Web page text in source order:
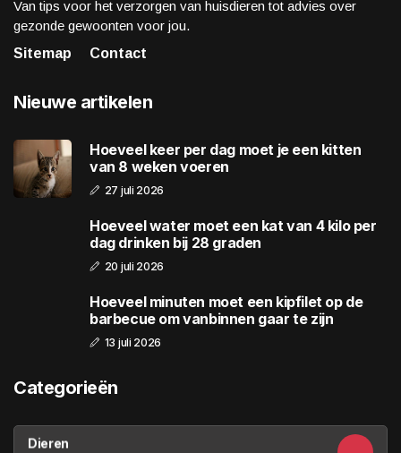
Van tips voor het verzorgen van huisdieren tot advies over
gezonde gewoonten voor jou.
Sitemap
Contact
Nieuwe artikelen
Hoeveel keer per dag moet je een kitten
van 8 weken voeren
27 juli 2026
Hoeveel water moet een kat van 4 kilo per
dag drinken bij 28 graden
20 juli 2026
Hoeveel minuten moet een kipfilet op de
barbecue om vanbinnen gaar te zijn
13 juli 2026
Categorieën
Dieren